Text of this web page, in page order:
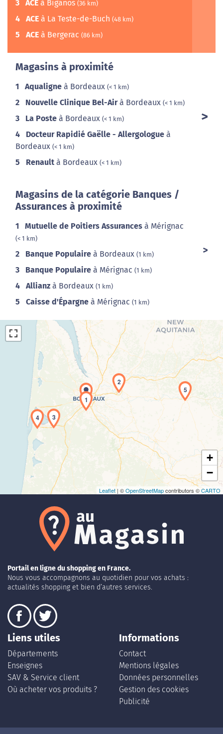
3 ACE à Biganos (36 km)
4 ACE à La Teste-de-Buch (48 km)
5 ACE à Bergerac (86 km)
Magasins à proximité
1 Aqualigne à Bordeaux (< 1 km)
2 Nouvelle Clinique Bel-Airà Bordeaux (< 1 km)
3 La Poste à Bordeaux (< 1 km)
4 Docteur Rapidié Gaëlle - Allergologue à
Bordeaux (< 1 km)
5 Renault à Bordeaux (< 1 km)
Magasins de la catégorie Banques /
Assurances à proximité
1 Mutuelle de Poitiers Assurances à Mérignac
(< 1 km)
2 Banque Populaire à Bordeaux (1 km)
3 Banque Populaire à Mérignac (1 km)
4 Allianz à Bordeaux (1 km)
5 Caisse d'Épargne à Mérignac (1 km)
Chargement de la carte en cours...
1
2
3
4
5
+
−
Leaflet | ©OpenStreetMapcontributors ©CARTO
Portail en ligne du shopping en France.
Nous vous accompagnons au quotidien pour vos achats :
actualités shopping et bien d’autres services.
Liens utiles
Départements
Enseignes
SAV & Service client
Où acheter vos produits ?
Informations
Contact
Mentions légales
Données personnelles
Gestion des cookies
Publicité